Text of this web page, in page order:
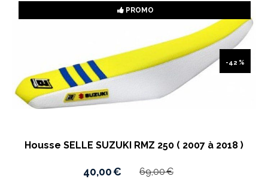
PROMO
-42 %
Housse SELLE SUZUKI RMZ 250 ( 2007 à 2018 )
40,00€ 69,00€